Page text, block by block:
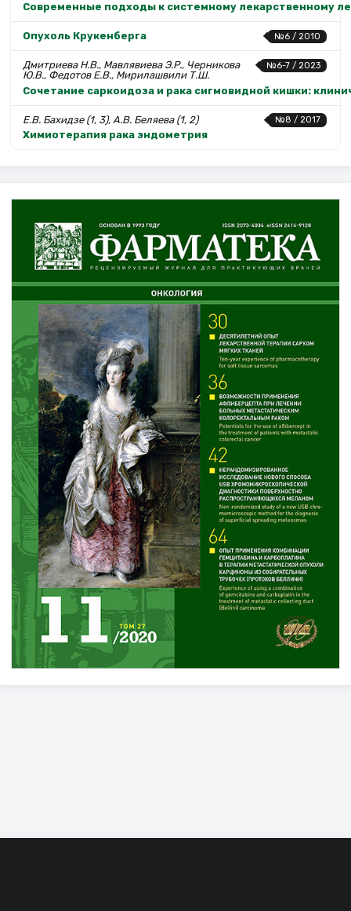
Современные подходы к системному лекарственному
№6 / 2010
Опухоль Крукенберга
№6-7 / 2023
Дмитриева Н.В., Мавлявиева Э.Р., Черникова
Ю.В., Федотов Е.В., Мирилашвили Т.Ш.
Сочетание саркоидоза и рака сигмовидной кишки:
№8 / 2017
Е.В. Бахидзе (1, 3), А.В. Беляева (1, 2)
Химиотерапия рака эндометрия